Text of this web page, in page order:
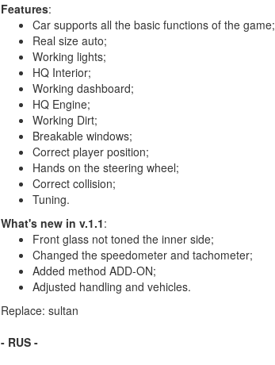
Features:
Car supports all the basic functions of the game;
Real size auto;
Working lights;
HQ Interior;
Working dashboard;
HQ Engine;
Working Dirt;
Breakable windows;
Correct player position;
Hands on the steering wheel;
Correct collision;
Tuning.
What's new in v.1.1:
Front glass not toned the inner side;
Changed the speedometer and tachometer;
Added method ADD-ON;
Adjusted handling and vehicles.
Replace: sultan
- RUS -